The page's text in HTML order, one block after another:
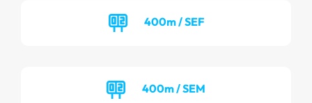
400m / SEF
400m / SEM